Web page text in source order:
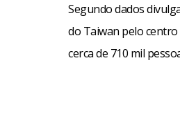
Segundo dados
do Taiwan pelo
cerca de 710 mil